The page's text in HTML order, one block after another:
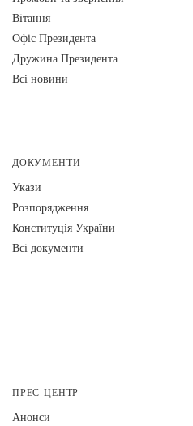
Вiтання
Офіс Президента
Дружина Президента
Всі новини
ДОКУМЕНТИ
Укази
Розпорядження
Конституція України
Всі документи
ПРЕС-ЦЕНТР
Анонси